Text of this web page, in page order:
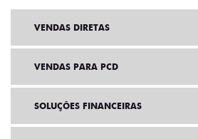
VENDAS DIRETAS
VENDAS PARA PCD
SOLUÇÕES FINANCEIRAS